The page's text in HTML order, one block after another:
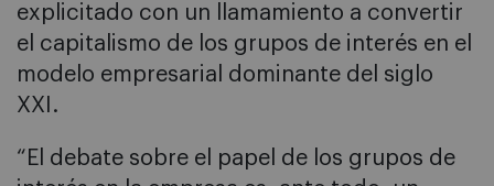
explicitado con un llamamiento a convertir
el capitalismo de los grupos de interés en el
modelo empresarial dominante del siglo
XXI.
“El debate sobre el papel de los grupos de